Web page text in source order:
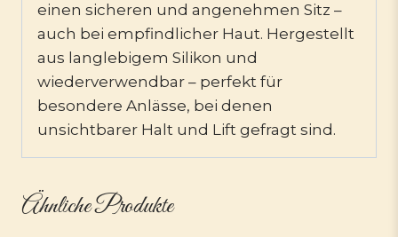
einen sicheren und angenehmen Sitz –
auch bei empfindlicher Haut. Hergestellt
aus langlebigem Silikon und
wiederverwendbar – perfekt für
besondere Anlässe, bei denen
unsichtbarer Halt und Lift gefragt sind.
Ähnliche Produkte